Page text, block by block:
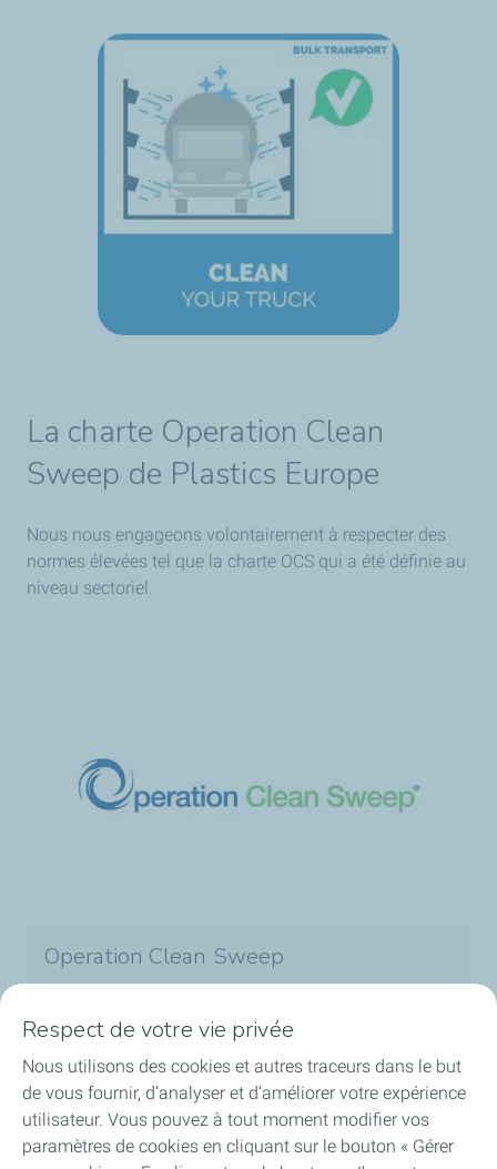
La charte Operation Clean
Sweep de Plastics Europe
Nous nous engageons volontairement à respecter des
normes élevées tel que la charte OCS qui a été définie au
niveau sectoriel.
Operation Clean Sweep
des normes élevées tel que la charte OCS qui a été
définie au niveau sectoriel.
Sweepest un programme international conçu pour
éviter la perte de granulés plastiques (granulés,
flocons et poudres) lors de leur manipulation dans
la chaîne de valeur des plastiques et / ou leur rejet
Respect de votre vie privée
Nous utilisons des cookies et autres traceurs dans le but
de vous fournir, d’analyser et d’améliorer votre expérience
utilisateur. Vous pouvez à tout moment modifier vos
paramètres de cookies en cliquant sur le bouton « Gérer